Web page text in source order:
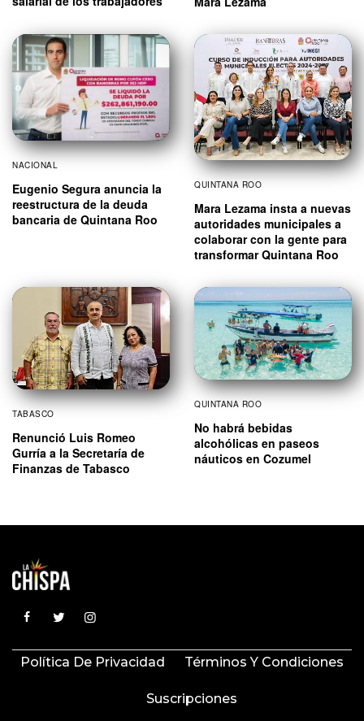
NACIONAL
Eugenio Segura anuncia la
reestructura de la deuda
bancaria de Quintana Roo
QUINTANA ROO
Mara Lezama insta a nuevas
autoridades municipales a
colaborar con la gente para
transformar Quintana Roo
TABASCO
Renunció Luis Romeo
Gurría a la Secretaría de
Finanzas de Tabasco
QUINTANA ROO
No habrá bebidas
alcohólicas en paseos
náuticos en Cozumel
Política De Privacidad Términos Y Condiciones
Suscripciones